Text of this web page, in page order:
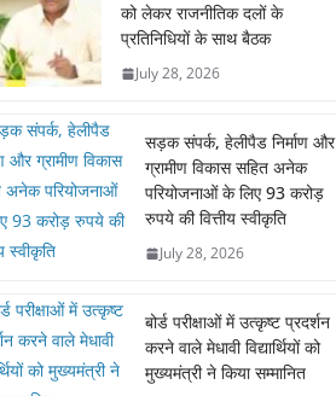
को लेकर राजनीतिक दलों के
प्रतिनिधियों के साथ बैठक
July 28, 2026
सड़क संपर्क, हेलीपैड निर्माण और
ग्रामीण विकास सहित अनेक
परियोजनाओं के लिए 93 करोड़
रुपये की वित्तीय स्वीकृति
July 28, 2026
बोर्ड परीक्षाओं में उत्कृष्ट प्रदर्शन
करने वाले मेधावी विद्यार्थियों को
मुख्यमंत्री ने किया सम्मानित